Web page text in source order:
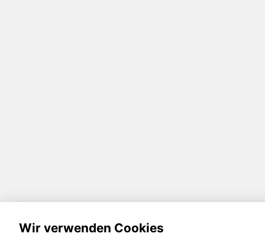
Wir verwenden Cookies